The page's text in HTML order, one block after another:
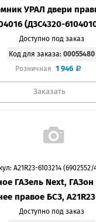
УРАЛ двери
(ДЗС4320-
Доступно под заказ
Код для заказа: 00055480
Розничная 1 946
Заказать
A21R23-6103214 (6902552/
ГАЗель Next,
правое БСЗ,
Доступно под заказ